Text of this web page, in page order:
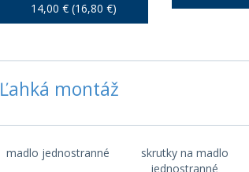
14,00 € (16,80 €)
Ľahká montáž
madlo jednostranné
skrutky na madlo
jednostranné